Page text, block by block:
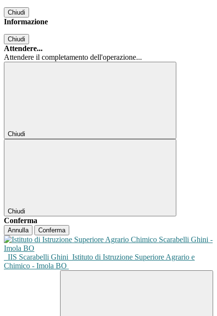
Chiudi
Informazione
Chiudi
Attendere...
Attendere il completamento dell'operazione...
Chiudi
Chiudi
Conferma
Annulla Conferma
IIS Scarabelli Ghini Istituto di Istruzione Superiore Agrario e
Chimico - Imola BO